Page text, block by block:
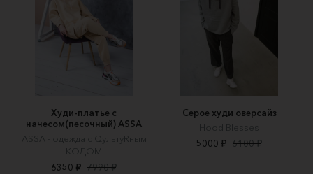
Худи-платье с
начесом(песочный) ASSA
ASSA - одежда с QультуRным
КОДОМ
6350 ₽ 7990 ₽
Серое худи оверсайз
Hood Blesses
5000 ₽ 6100 ₽